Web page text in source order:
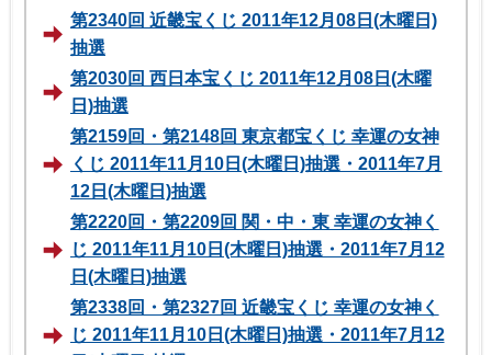
第2340回 近畿宝くじ 2011年12月08日(木曜日)
抽選
第2030回 西日本宝くじ 2011年12月08日(木曜
日)抽選
第2159回・第2148回 東京都宝くじ 幸運の女神
くじ 2011年11月10日(木曜日)抽選・2011年7月
12日(木曜日)抽選
第2220回・第2209回 関・中・東 幸運の女神く
じ 2011年11月10日(木曜日)抽選・2011年7月12
日(木曜日)抽選
第2338回・第2327回 近畿宝くじ 幸運の女神く
じ 2011年11月10日(木曜日)抽選・2011年7月12